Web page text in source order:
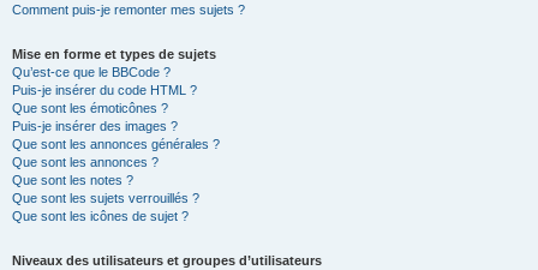
Comment puis-je remonter mes sujets ?
Mise en forme et types de sujets
Qu’est-ce que le BBCode ?
Puis-je insérer du code HTML ?
Que sont les émoticônes ?
Puis-je insérer des images ?
Que sont les annonces générales ?
Que sont les annonces ?
Que sont les notes ?
Que sont les sujets verrouillés ?
Que sont les icônes de sujet ?
Niveaux des utilisateurs et groupes d’utilisateurs